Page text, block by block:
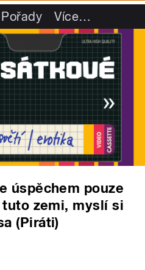
Pořady Více…
úspěchem pouze
zemi, myslí si
(Piráti)